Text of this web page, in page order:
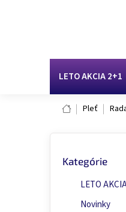
LETO AKCIA 2+1
Domov
Pleť
kategórie
Kategórie
LETO
Novinky